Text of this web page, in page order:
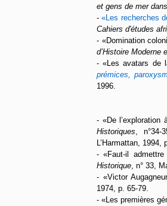
et gens de mer
-«Les recherches
Cahiers d'études
- «Domination
d’Histoire Moderne
- «Les avatars de
prémices,
1996.
- «De l’exploration
Historiques, n°34-
L’Harmattan, 1994,
-«Faut-il
Historique, n° 33,
- «Victor
1974, p. 65-79.
-«Les premières